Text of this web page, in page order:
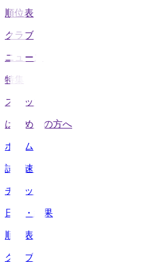
順位表
クラブ
ニュース
特集
スタッツ
はじめての方へ
ホーム
試合速報
チケット
日程・結果
順位表
クラブ